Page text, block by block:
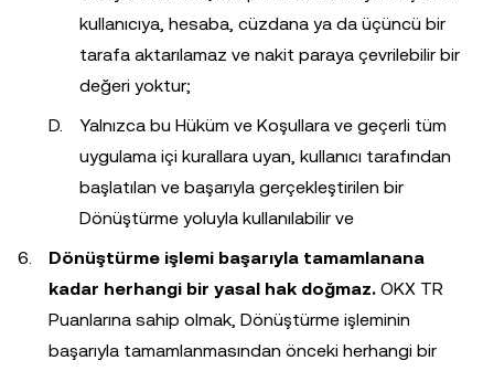
kullanıcıya, hesaba, cüzdana ya da üçüncü bir
tarafa aktarılamaz ve nakit paraya çevrilebilir bir
değeri yoktur;
Yalnızca bu Hüküm ve Koşullara ve geçerli tüm
uygulama içi kurallara uyan, kullanıcı tarafından
başlatılan ve başarıyla gerçekleştirilen bir
Dönüştürme yoluyla kullanılabilir ve
Dönüştürme işlemi başarıyla tamamlanana
kadar herhangi bir yasal hak doğmaz. OKX TR
Puanlarına sahip olmak, Dönüştürme işleminin
başarıyla tamamlanmasından önceki herhangi bir